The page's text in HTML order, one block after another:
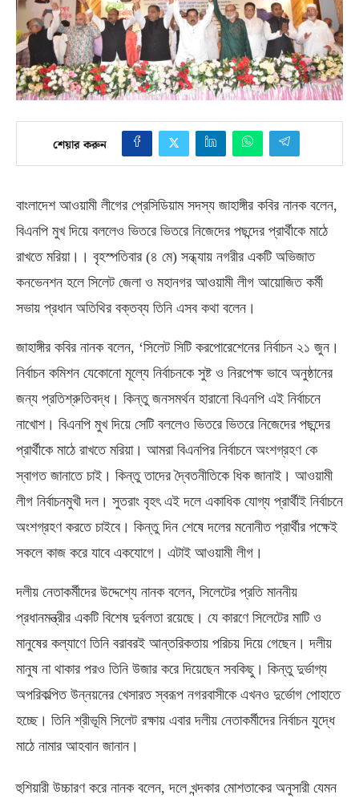
শেয়ার করুন
বাংলাদেশ আওয়ামী লীগের প্রেসিডিয়াম সদস্য জাহাঙ্গীর কবির নানক বলেন,
বিএনপি মুখ দিয়ে বললেও ভিতরে ভিতরে নিজেদের পছন্দের প্রার্থীকে মাঠে
রাখতে মরিয়া।। বৃহস্পতিবার (৪ মে) সন্ধ্যায় নগরীর একটি অভিজাত
কনভেনশন হলে সিলেট জেলা ও মহানগর আওয়ামী লীগ আয়োজিত কর্মী
সভায় প্রধান অতিথির বক্তব্য তিনি এসব কথা বলেন।
জাহাঙ্গীর কবির নানক বলেন, ‘সিলেট সিটি করপোরেশেনের নির্বাচন ২১ জুন।
নির্বাচন কমিশন যেকোনো মূল্যে নির্বাচনকে সুষ্ট ও নিরপেক্ষ ভাবে অনুষ্ঠানের
জন্য প্রতিশ্রুতিবদ্ধ। কিন্তু জনসমর্থন হারানো বিএনপি এই নির্বাচনে
নাখোশ। বিএনপি মুখ দিয়ে সেটি বললেও ভিতরে ভিতরে নিজেদের পছন্দের
প্রার্থীকে মাঠে রাখতে মরিয়া। আমরা বিএনপির নির্বাচনে অংশগ্রহণ কে
স্বাগত জানাতে চাই। কিন্তু তাদের দ্বৈতনীতিকে ধিক জানাই। আওয়ামী
লীগ নির্বাচনমুখী দল। সুতরাং বৃহৎ এই দলে একাধিক যোগ্য প্রার্থীই নির্বাচনে
অংশগ্রহণ করতে চাইবে। কিন্তু দিন শেষে দলের মনোনীত প্রার্থীর পক্ষেই
সকলে কাজ করে যাবে একযোগে। এটাই আওয়ামী লীগ।
দলীয় নেতাকর্মীদের উদ্দেশ্যে নানক বলেন, সিলেটের প্রতি মাননীয়
প্রধানমন্ত্রীর একটি বিশেষ দুর্বলতা রয়েছে। যে কারণে সিলেটের মাটি ও
মানুষের কল্যাণে তিনি বরাবরই আন্তরিকতায় পরিচয় দিয়ে গেছেন। দলীয়
মানুষ না থাকার পরও তিনি উজার করে দিয়েছেন সবকিছু। কিন্তু দুর্ভাগ্য
অপরিকল্পিত উন্নয়নের খেসারত স্বরূপ নগরবাসীকে এখনও দুর্ভোগ পোহাতে
হচ্ছে। তিনি শ্রীভূমি সিলেট রক্ষায় এবার দলীয় নেতাকর্মীদের নির্বাচন যুদ্ধে
মাঠে নামার আহবান জানান।
হুশিয়ারী উচ্চারণ করে নানক বলেন,দলে খন্দকার মোশতাকের অনুসারী যেমন